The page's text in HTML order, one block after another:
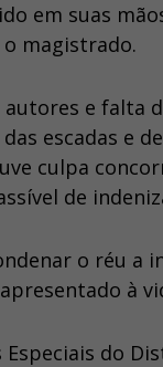
em suas
magistrado.
e falta
escadas e
culpa
de
o réu a
à
Especiais do